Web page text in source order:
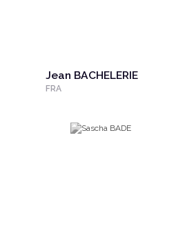
Jean BACHELERIE
FRA